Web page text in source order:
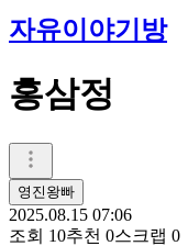
자유이야기방
홍삼정
영진왕빠
2025.08.15 07:06
조회 10추천 0스크랩 0